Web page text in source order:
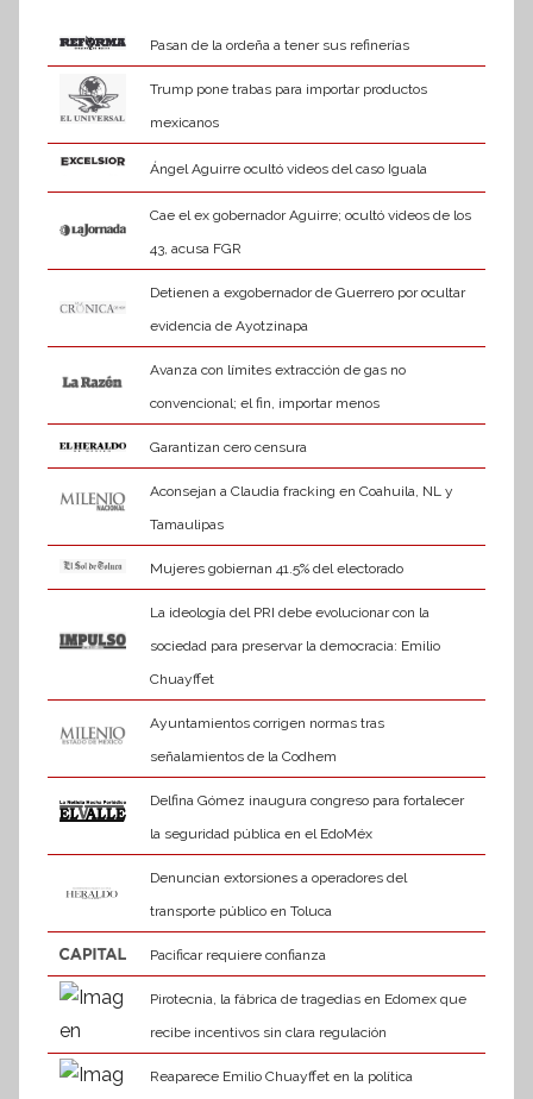
Pasan de la ordeña a tener sus refinerías
Trump pone trabas para importar productos
mexicanos
Ángel Aguirre ocultó videos del caso Iguala
Cae el ex gobernador Aguirre; ocultó videos de los
43, acusa FGR
Detienen a exgobernador de Guerrero por ocultar
evidencia de Ayotzinapa
Avanza con límites extracción de gas no
convencional; el fin, importar menos
Garantizan cero censura
Aconsejan a Claudia fracking en Coahuila, NL y
Tamaulipas
Mujeres gobiernan 41.5% del electorado
La ideología del PRI debe evolucionar con la
sociedad para preservar la democracia: Emilio
Chuayffet
Ayuntamientos corrigen normas tras
señalamientos de la Codhem
Delfina Gómez inaugura congreso para fortalecer
la seguridad pública en el EdoMéx
Denuncian extorsiones a operadores del
transporte público en Toluca
Pacificar requiere confianza
Pirotecnia, la fábrica de tragedias en Edomex que
recibe incentivos sin clara regulación
Reaparece Emilio Chuayffet en la política